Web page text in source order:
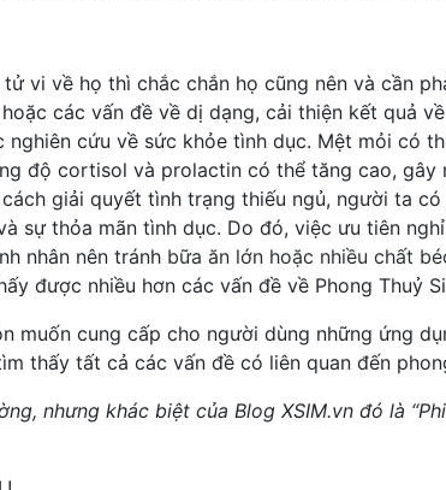
vi về họ thì chắc chắn họ cũng nên và cần
các vấn đề về dị dạng, cải thiện kết quả
cứu về sức khỏe tình dục. Mệt mỏi có
độ cortisol và prolactin có thể tăng cao,
giải quyết tình trạng thiếu ngủ, người ta
sự thỏa mãn tình dục. Do đó, việc ưu tiên
nhân nên tránh bữa ăn lớn hoặc nhiều chất
được nhiều hơn các vấn đề về Phong Thuỷ
muốn cung cấp cho người dùng những ứng
thấy tất cả các vấn đề có liên quan đến
nhưng khác biệt của Blog XSIM.vn đó là